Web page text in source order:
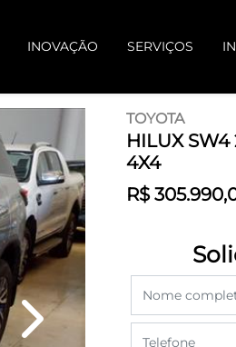
INOVAÇÃO SERVIÇOS
TOYOTA
HILUX SW4
4X4
R$
Next